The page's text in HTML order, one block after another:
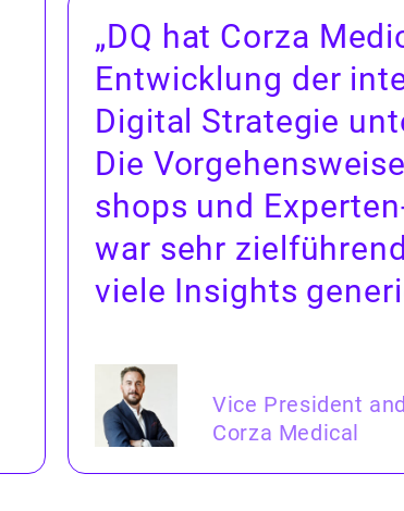
„DQ hat Corza
Entwick­lung der
Dig­i­tal Strate­gie
Die
shops und
war sehr
viele Insights
Vice President
Corza Medical